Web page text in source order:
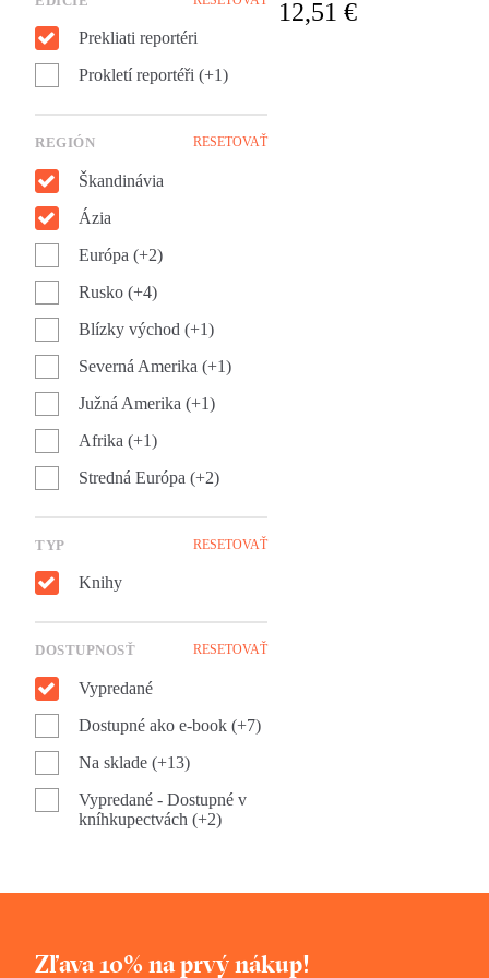
Prekliati reportéri
Prokletí reportéři (+1)
REGIÓN RESETOVAŤ
Škandinávia
Ázia
Európa (+2)
Rusko (+4)
Blízky východ (+1)
Severná Amerika (+1)
Južná Amerika (+1)
Afrika (+1)
Stredná Európa (+2)
TYP RESETOVAŤ
Knihy
DOSTUPNOSŤ RESETOVAŤ
Vypredané
Dostupné ako e-book (+7)
Na sklade (+13)
Vypredané - Dostupné v
kníhkupectvách (+2)
Čo spája tieto dva odlišné
12,51 €
Zľava 10% na prvý nákup!